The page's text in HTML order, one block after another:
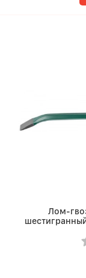
Лом-